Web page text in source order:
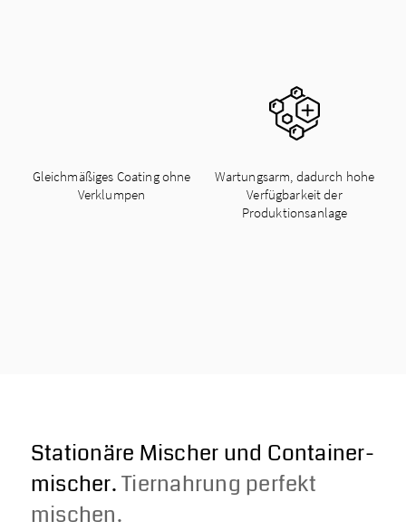
Gleichmäßiges Coating ohne
Verklumpen
Wartungsarm, dadurch hohe
Verfügbarkeit der
Produktions­anlage
Stationäre Mischer und Container­
mischer.Tiernahrung perfekt
mischen.